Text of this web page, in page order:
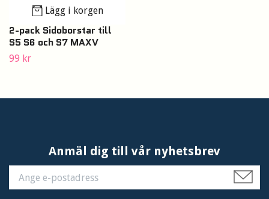
Lägg i korgen
2-pack Sidoborstar till
S5 S6 och S7 MAXV
99 kr
Anmäl dig till vår nyhetsbrev